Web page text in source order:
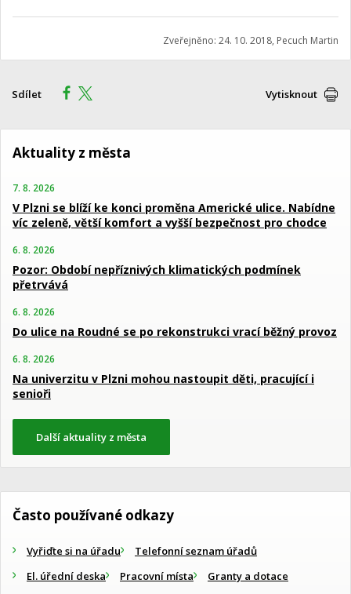
Zveřejněno: 24. 10. 2018, Pecuch Martin
Sdílet Vytisknout
Aktuality z města
7. 8. 2026
V Plzni se blíží ke konci proměna Americké ulice. Nabídne
víc zeleně, větší komfort a vyšší bezpečnost pro chodce
6. 8. 2026
Pozor: Období nepříznivých klimatických podmínek
přetrvává
6. 8. 2026
Do ulice na Roudné se po rekonstrukci vrací běžný provoz
6. 8. 2026
Na univerzitu v Plzni mohou nastoupit děti, pracující i
senioři
Další aktuality z města
Často používané odkazy
Vyřiďte si na úřadu
Telefonní seznam úřadů
El. úřední deska
Pracovní místa
Granty a dotace